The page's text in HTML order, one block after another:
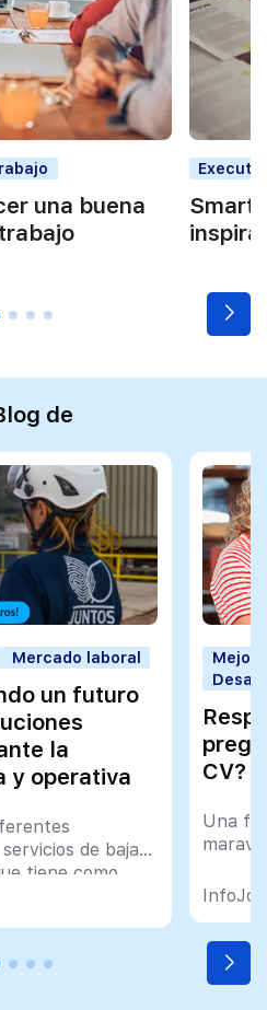
una buena
Smart
de
Mercado laboral
un futuro
la
y operativa
de bajas
tiene como
de
de
CV?
Una